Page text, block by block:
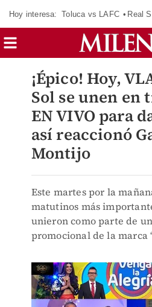
Hoy interesa: Toluca vs LAFC Real
¡Épico! Hoy,
Sol se unen en
EN VIVO para
así reaccionó
Montijo
Este martes por la
matutinos más
unieron como parte de
promocional de la marca